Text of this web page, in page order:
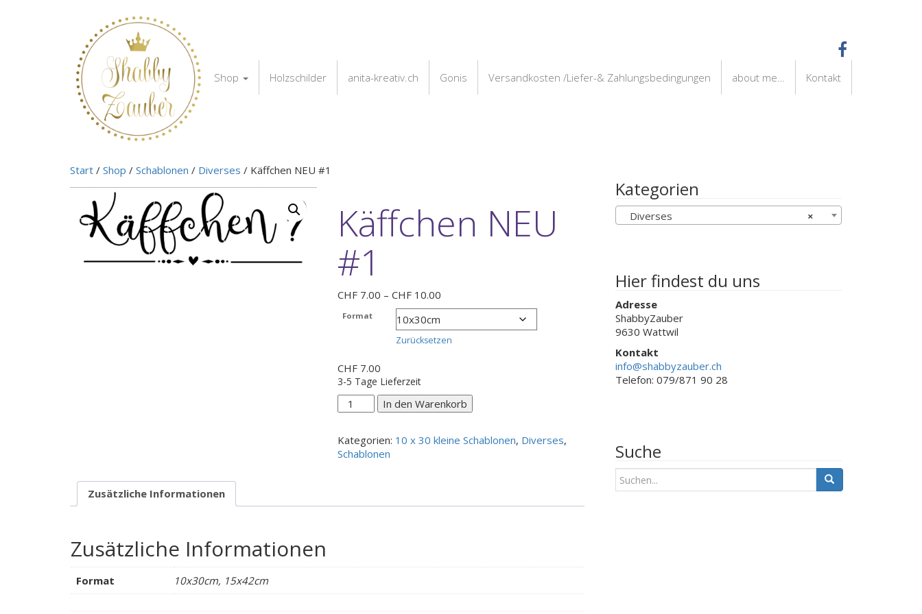
Shop Holzschilder anita-kreativ.ch Gonis Versandkosten /Liefer-& Zahlungsbedingungen about me… Kontakt
Start / Shop / Schablonen / Diverses / Käffchen NEU #1
Käffchen NEU
#1
CHF 7.00 – CHF 10.00
CHF 7.00
CHF 10.00
Format
Zurücksetzen
CHF 7.00
3-5 Tage Lieferzeit
Käffchen
NEU
Menge
In den Warenkorb
Kategorien: 10 x 30 kleine Schablonen, Diverses,
Schablonen
Zusätzliche Informationen
Zusätzliche Informationen
Format 10x30cm, 15x42cm
Kategorien
×
Diverses
Hier findest du uns
Adresse
ShabbyZauber
9630 Wattwil
Kontakt
info@shabbyzauber.ch
Telefon: 079/871 90 28
Suche
S
u